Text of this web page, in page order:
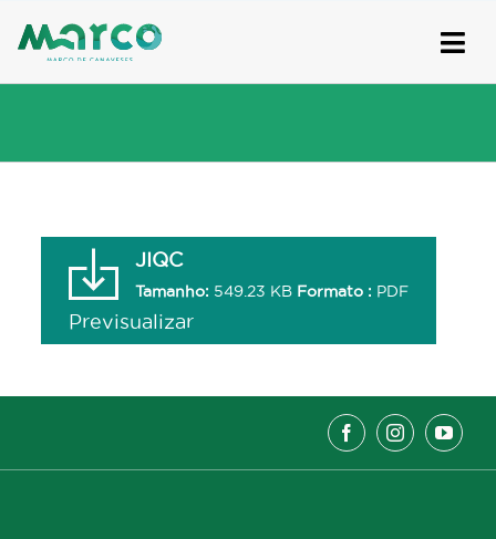
to
JIQC
Tamanho: 549.23 KB Formato : PDF
Previsualizar